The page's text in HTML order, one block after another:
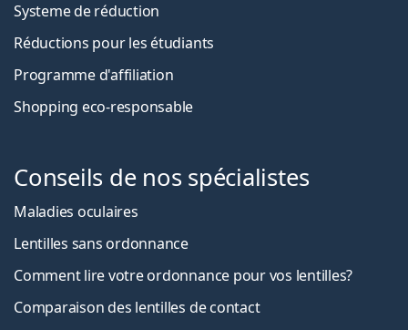
Systeme de réduction
Réductions pour les étudiants
Programme d'affiliation
Shopping eco-responsable
Conseils de nos spécialistes
Maladies oculaires
Lentilles sans ordonnance
Comment lire votre ordonnance pour vos lentilles?
Comparaison des lentilles de contact